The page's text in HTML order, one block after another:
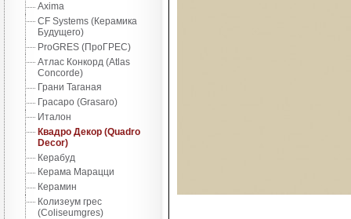
Axima
CF Systems (Керамика
Будущего)
ProGRES (ПроГРЕС)
Атлас Конкорд (Atlas
Concorde)
Грани Таганая
Грасаро (Grasaro)
Италон
Квадро Декор (Quadro
Decor)
Керабуд
Керама Марацци
Керамин
Колизеум грес
(Coliseumgres)